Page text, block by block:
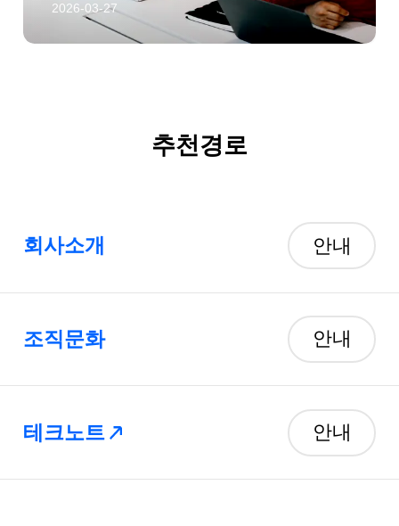
2026-03-27
추천경로
회사소개 안내
조직문화 안내
테크노트 안내